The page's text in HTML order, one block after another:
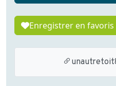
Enregistrer en favoris